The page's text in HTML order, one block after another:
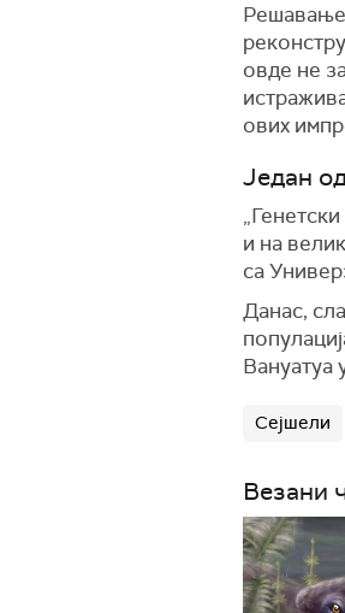
Решавање
овде не
ових
Један
и на
са
Данас,
Вануатуа
Сејшели
Везани